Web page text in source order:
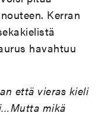
Kerran
havahtuu
että vieras kieli
mikä